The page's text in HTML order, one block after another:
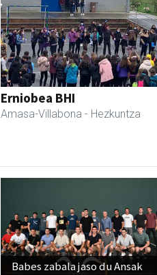
Erniobea BHI
Amasa-Villabona - Hezkuntza
Babes zabala jaso du Ansak